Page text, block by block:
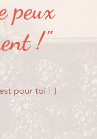
peux
!"
pour toi ! )